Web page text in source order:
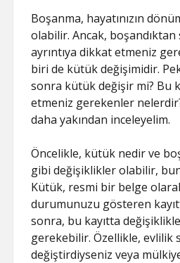
INSTAGRAM
LISTE
RETWEET
Boşanma, hayatınızın
olabilir. Ancak,
ayrıntıya dikkat etmeniz
biri de kütük değişimidir.
sonra kütük değişir mi? Bu
etmeniz gerekenler
daha yakından inceleyelim.
Öncelikle, kütük nedir ve
gibi değişiklikler olabilir,
Kütük, resmi bir belge
durumunuzu gösteren
sonra, bu kayıtta
gerekebilir. Özellikle, evlilik
değiştirdiyseniz veya